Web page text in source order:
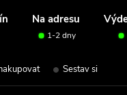
Na adresu
1-2 dny
Sestav si svou